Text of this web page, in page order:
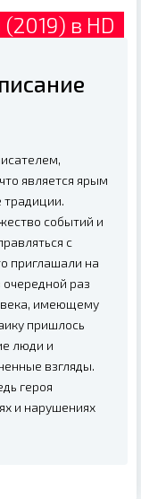
в HD
является ярым
традиции.
событий и
с
приглашали на
раз
имеющему
пришлось
люди и
взгляды.
героя
и нарушениях